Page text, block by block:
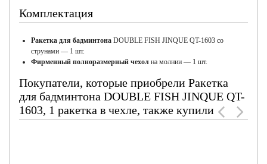
Комплектация
Ракетка для бадминтона DOUBLE FISH JINQUE QT-1603 со
струнами — 1 шт.
Фирменный полноразмерный чехол на молнии — 1 шт.
Покупатели, которые приобрели Ракетка
для бадминтона DOUBLE FISH JINQUE QT-
1603, 1 ракетка в чехле, также купили